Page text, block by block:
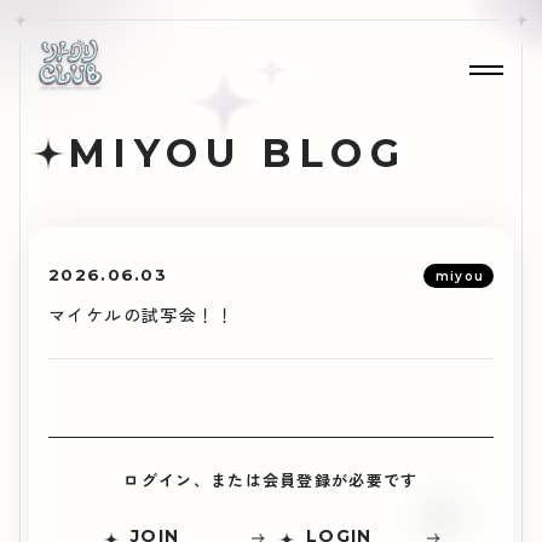
MIYOU BLOG
2026.06.03 miyou
マイケルの試写会！！
ログイン、または会員登録が必要です
JOIN LOGIN